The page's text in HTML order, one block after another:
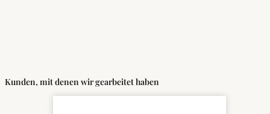
Kunden, mit denen wir gearbeitet haben